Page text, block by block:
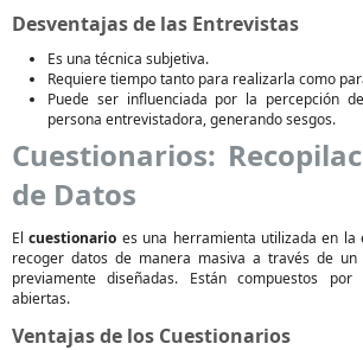
Desventajas de las Entrevistas
Es una técnica subjetiva.
Requiere tiempo tanto para realizarla como
Puede ser influenciada por la percepción
persona entrevistadora, generando sesgos.
Cuestionarios:
de Datos
Elcuestionario es una herramienta utilizada en la
recoger datos de manera masiva a través de un
previamente diseñadas. Están compuestos
abiertas.
Ventajas de los Cuestionarios